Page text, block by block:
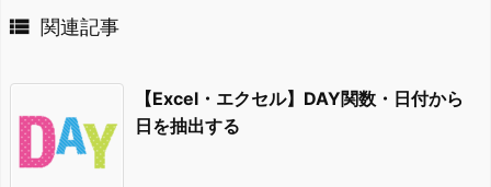
 関連記事
【Excel・エクセル】DAY関数・日付から
日を抽出する